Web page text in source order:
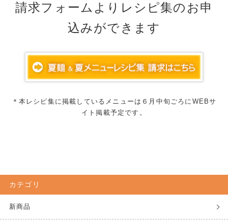
請求フォームよりレシピ集のお申
込みができます
＊本レシピ集に掲載しているメニューは６月中旬ごろにWEBサ
イト掲載予定です。
カテゴリ
新商品